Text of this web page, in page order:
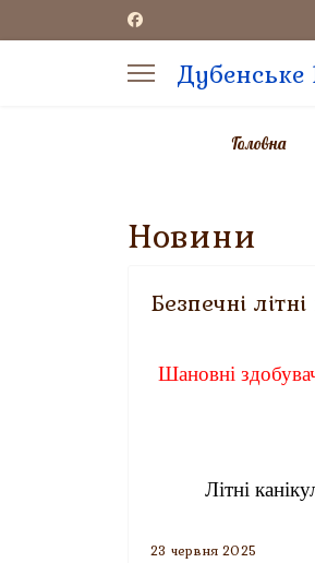
Головна
Новини
Безпечні
Шановні
Літні
23 червня 2025